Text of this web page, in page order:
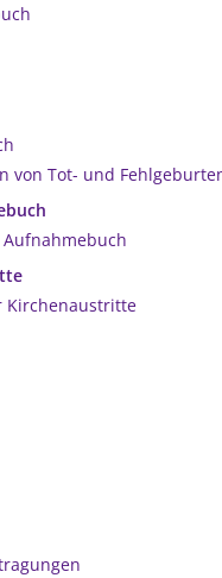
von Tot- und
Kirchenaustritte